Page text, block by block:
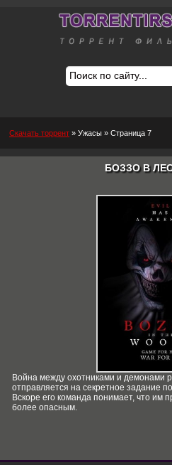
Скачать торрент » Ужасы » Страница 7
БОЗЗО В
Война между охотниками и демонами
отправляется на секретное задание
Вскоре его команда понимает, что им
более опасным.